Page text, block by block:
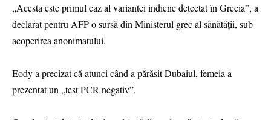
„Acesta este primul caz al variantei indiene detectat în Grecia”, a
declarat pentru AFP o sursă din Ministerul grec al sănătăţii, sub
acoperirea anonimatului.
Eody a precizat că atunci când a părăsit Dubaiul, femeia a
prezentat un „test PCR negativ”.